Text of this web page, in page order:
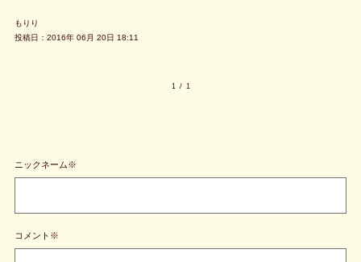
もりり
投稿日：2016年 06月 20日 18:11
1 / 1
ニックネーム※
コメント※